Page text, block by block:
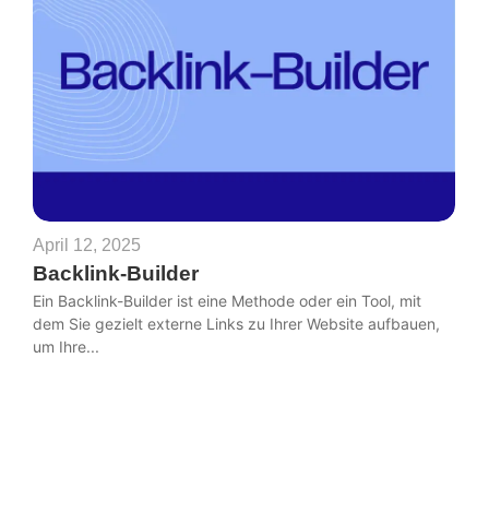
April 12, 2025
Backlink-Builder
Ein Backlink-Builder ist eine Methode oder ein Tool, mit
dem Sie gezielt externe Links zu Ihrer Website aufbauen,
um Ihre...